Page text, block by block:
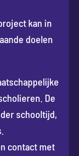
kan in
doelen
De
schooltijd,
contact met